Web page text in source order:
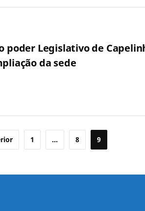
poder Legislativo de
da sede
1 … 8 9